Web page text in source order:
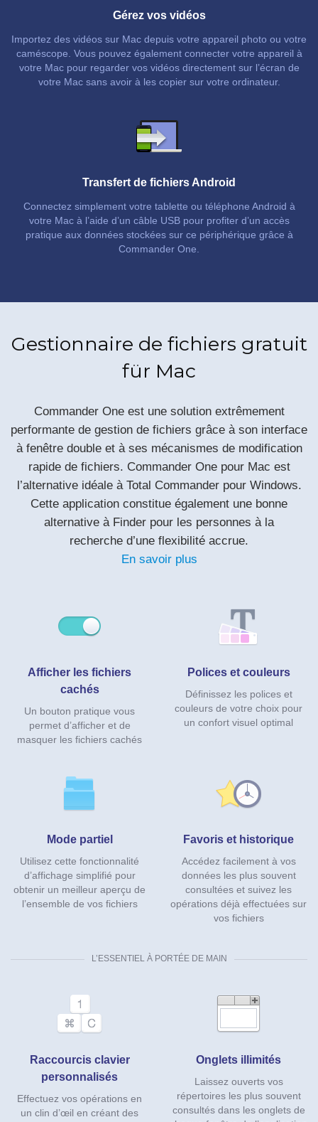
Gérez vos vidéos
Importez des vidéos sur Mac depuis votre appareil photo ou votre
caméscope. Vous pouvez également connecter votre appareil à
votre Mac pour regarder vos vidéos directement sur l’écran de
votre Mac sans avoir à les copier sur votre ordinateur.
Transfert de fichiers Android
Connectez simplement votre tablette ou téléphone Android à
votre Mac à l’aide d’un câble USB pour profiter d’un accès
pratique aux données stockées sur ce périphérique grâce à
Commander One.
Gestionnaire de fichiers gratuit
für Mac
Commander One est une solution extrêmement
performante de gestion de fichiers grâce à son interface
à fenêtre double et à ses mécanismes de modification
rapide de fichiers. Commander One pour Mac est
l’alternative idéale à Total Commander pour Windows.
Cette application constitue également une bonne
alternative à Finder pour les personnes à la
recherche d’une flexibilité accrue.
En savoir plus
Afficher les fichiers
cachés
Un bouton pratique vous
permet d’afficher et de
masquer les fichiers cachés
Polices et couleurs
Définissez les polices et
couleurs de votre choix pour
un confort visuel optimal
Mode partiel
Utilisez cette fonctionnalité
d’affichage simplifié pour
obtenir un meilleur aperçu de
l’ensemble de vos fichiers
Favoris et historique
Accédez facilement à vos
données les plus souvent
consultées et suivez les
opérations déjà effectuées sur
vos fichiers
L’ESSENTIEL À PORTÉE DE MAIN
Raccourcis clavier
personnalisés
Effectuez vos opérations en
un clin d’œil en créant des
Onglets illimités
Laissez ouverts vos
répertoires les plus souvent
consultés dans les onglets de